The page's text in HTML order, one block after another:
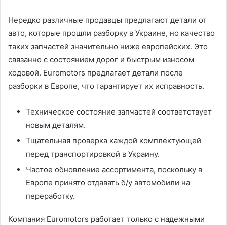
Нередко различные продавцы предлагают детали от
авто, которые прошли разборку в Украине, но качество
таких запчастей значительно ниже европейских. Это
связанно с состоянием дорог и быстрым износом
ходовой. Euromotors предлагает детали после
разборки в Европе, что гарантирует их исправность.
Техническое состояние запчастей соответствует
новым деталям.
Тщательная проверка каждой комплектующей
перед транспортировкой в Украину.
Частое обновление ассортимента, поскольку в
Европе принято отдавать б/у автомобили на
переработку.
Компания Euromotors работает только с надежными